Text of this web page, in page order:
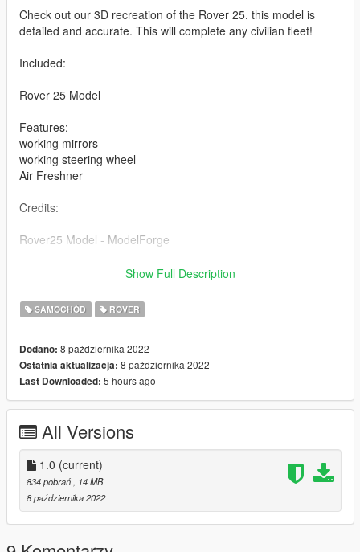
Check out our 3D recreation of the Rover 25. this model is
detailed and accurate. This will complete any civilian fleet!
Included:
Rover 25 Model
Features:
working mirrors
working steering wheel
Air Freshner
Credits:
Rover25 Model - ModelForge
Rover25 Convert - BlightyMods
Skin - BlightyMods
Install in recent patchday or install in a custom dlc by adding
file to vehicles.rpf
Show Full Description
SAMOCHÓD ROVER
Dodano: 8 października 2022
Ostatnia aktualizacja: 8 października 2022
Last Downloaded: 5 hours ago
All Versions
1.0 (current)
834 pobrań, 14 MB
8 października 2022